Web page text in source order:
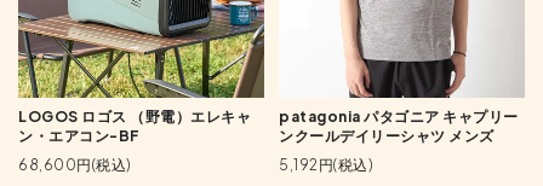
LOGOS ロゴス （野電）エレキャ
ン・エアコン-BF
68,600円(税込)
patagonia パタゴニア キャプリー
ンクールデイリーシャツ メンズ
5,192円(税込)